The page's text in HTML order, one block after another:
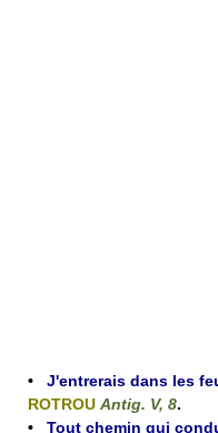
• J'entrerais dans les
ROTROU Antig. V, 8.
• Tout chemin qui